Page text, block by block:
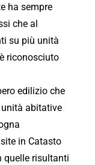
ha sempre
che al
su più unità
riconosciuto
edilizio che
abitative
in Catasto
quelle risultanti